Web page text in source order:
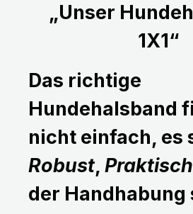
„Unser
1X1“
Das richtige
Hundehalsband
nicht einfach, es
Robust, Praktisch
der Handhabung